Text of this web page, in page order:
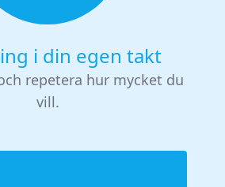
i din egen takt
repetera hur mycket du
vill.